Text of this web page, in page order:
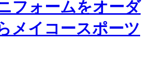
フォームをオーダ
メイコースポーツ